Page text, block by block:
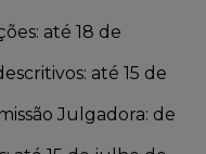
até 18 de
até 15 de
Julgadora: de